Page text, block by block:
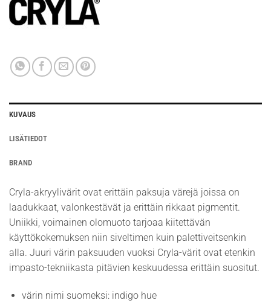
KUVAUS
LISÄTIEDOT
BRAND
Cryla-akryylivärit ovat erittäin paksuja värejä joissa on
laadukkaat, valonkestävät ja erittäin rikkaat pigmentit.
Uniikki, voimainen olomuoto tarjoaa kiitettävän
käyttökokemuksen niin siveltimen kuin palettiveitsenkin
alla. Juuri värin paksuuden vuoksi Cryla-värit ovat etenkin
impasto-tekniikasta pitävien keskuudessa erittäin suositut.
värin nimi suomeksi: indigo hue